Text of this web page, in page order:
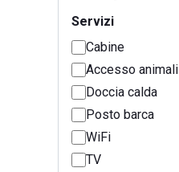
Servizi
Cabine
Accesso animali
Doccia calda
Posto barca
WiFi
TV